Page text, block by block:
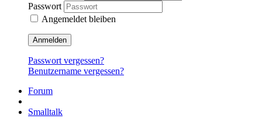
Passwort
Angemeldet bleiben
Anmelden
Passwort vergessen?
Benutzername vergessen?
Forum
Smalltalk